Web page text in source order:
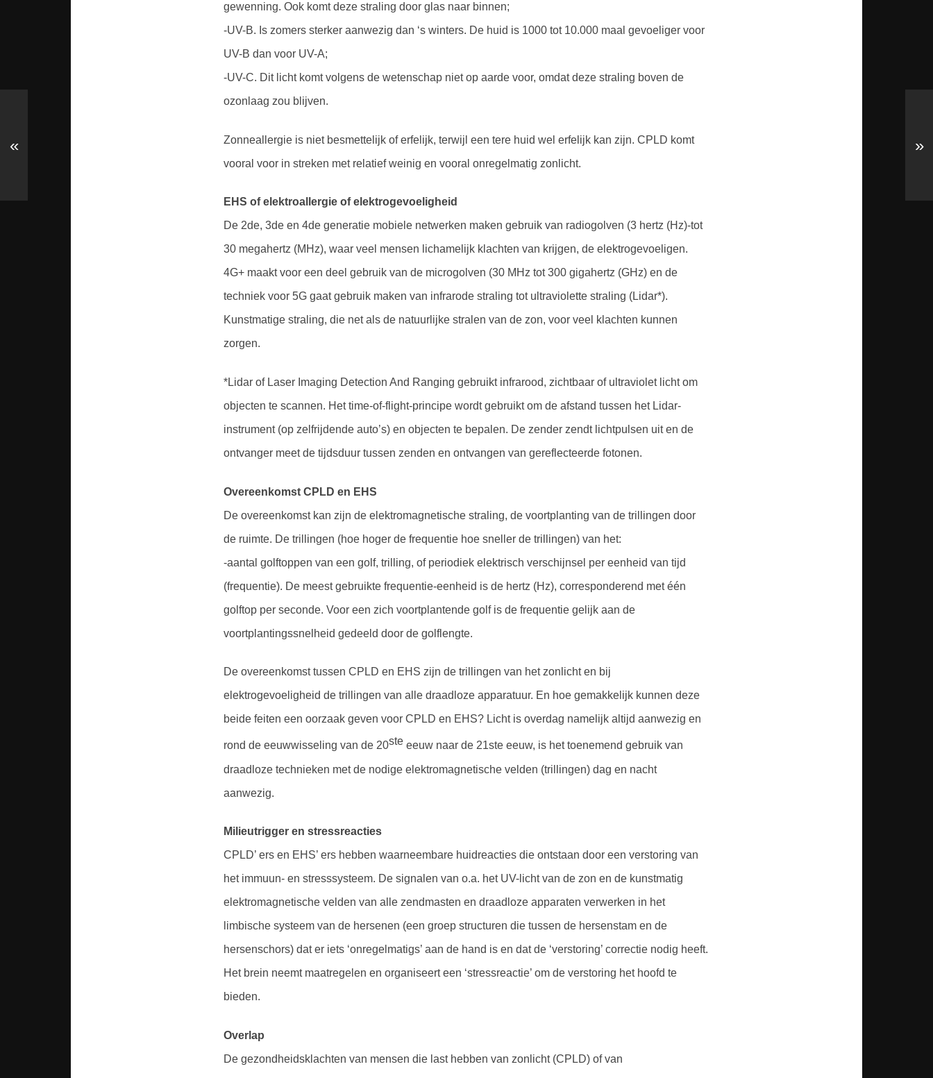
gewenning. Ook komt deze straling door glas naar binnen;
-UV-B. Is zomers sterker aanwezig dan ‘s winters. De huid is 1000 tot 10.000 maal gevoeliger voor
UV-B dan voor UV-A;
-UV-C. Dit licht komt volgens de wetenschap niet op aarde voor, omdat deze straling boven de
ozonlaag zou blijven.
Zonneallergie is niet besmettelijk of erfelijk, terwijl een tere huid wel erfelijk kan zijn. CPLD komt
vooral voor in streken met relatief weinig en vooral onregelmatig zonlicht.
EHS of elektroallergie of elektrogevoeligheid
De 2de, 3de en 4de generatie mobiele netwerken maken gebruik van radiogolven (3 hertz (Hz)-tot
30 megahertz (MHz), waar veel mensen lichamelijk klachten van krijgen, de elektrogevoeligen.
4G+ maakt voor een deel gebruik van de microgolven (30 MHz tot 300 gigahertz (GHz) en de
techniek voor 5G gaat gebruik maken van infrarode straling tot ultraviolette straling (Lidar*).
Kunstmatige straling, die net als de natuurlijke stralen van de zon, voor veel klachten kunnen
zorgen.
*Lidar of Laser Imaging Detection And Ranging gebruikt infrarood, zichtbaar of ultraviolet licht om
objecten te scannen. Het time-of-flight-principe wordt gebruikt om de afstand tussen het Lidar-
instrument (op zelfrijdende auto’s) en objecten te bepalen. De zender zendt lichtpulsen uit en de
ontvanger meet de tijdsduur tussen zenden en ontvangen van gereflecteerde fotonen.
Overeenkomst CPLD en EHS
De overeenkomst kan zijn de elektromagnetische straling, de voortplanting van de trillingen door
de ruimte. De trillingen (hoe hoger de frequentie hoe sneller de trillingen) van het:
-aantal golftoppen van een golf, trilling, of periodiek elektrisch verschijnsel per eenheid van tijd
(frequentie). De meest gebruikte frequentie-eenheid is de hertz (Hz), corresponderend met één
golftop per seconde. Voor een zich voortplantende golf is de frequentie gelijk aan de
voortplantingssnelheid gedeeld door de golflengte.
De overeenkomst tussen CPLD en EHS zijn de trillingen van het zonlicht en bij
elektrogevoeligheid de trillingen van alle draadloze apparatuur. En hoe gemakkelijk kunnen deze
beide feiten een oorzaak geven voor CPLD en EHS? Licht is overdag namelijk altijd aanwezig en
rond de eeuwwisseling van de 20ste eeuw naar de 21ste eeuw, is het toenemend gebruik van
draadloze technieken met de nodige elektromagnetische velden (trillingen) dag en nacht
aanwezig.
Milieutrigger en stressreacties
CPLD’ ers en EHS’ ers hebben waarneembare huidreacties die ontstaan door een verstoring van
het immuun- en stresssysteem. De signalen van o.a. het UV-licht van de zon en de kunstmatig
elektromagnetische velden van alle zendmasten en draadloze apparaten verwerken in het
limbische systeem van de hersenen (een groep structuren die tussen de hersenstam en de
hersenschors) dat er iets ‘onregelmatigs’ aan de hand is en dat de ‘verstoring’ correctie nodig heeft.
Het brein neemt maatregelen en organiseert een ‘stressreactie’ om de verstoring het hoofd te
bieden.
Overlap
De gezondheidsklachten van mensen die last hebben van zonlicht (CPLD) of van
« »